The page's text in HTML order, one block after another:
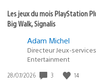
Les jeux du mois PlayStation
Big Walk, Signalis
Adam Michel
Directeur Jeux-
Entertainment
Date
28/07/2026 3 14